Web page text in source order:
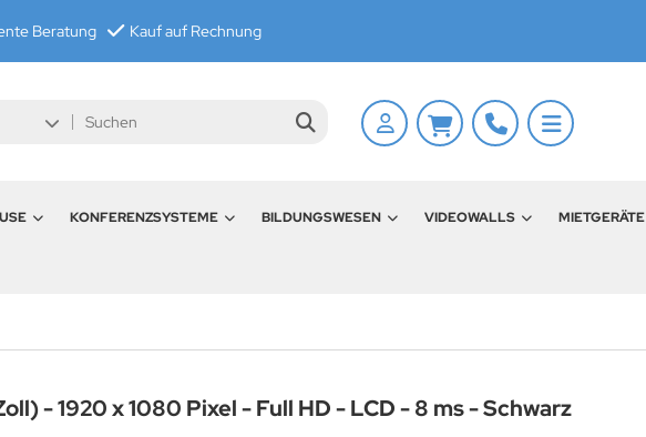
Beratung Kauf auf Rechnung
KONFERENZSYSTEME BILDUNGSWESEN VIDEOWALLS MIETGERÄTE
- 1920 x 1080 Pixel - Full HD - LCD - 8 ms - Schwarz